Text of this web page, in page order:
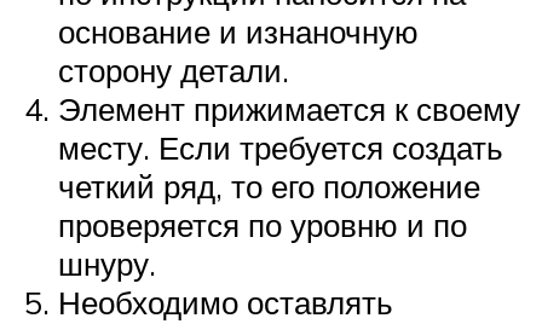
основание и изнаночную
сторону детали.
Элемент прижимается к своему
месту. Если требуется создать
четкий ряд, то его положение
проверяется по уровню и по
шнуру.
Необходимо оставлять